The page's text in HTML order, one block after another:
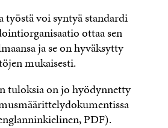
työstä voi syntyä standardi
ottaa sen
ja se on hyväksytty
mukaisesti.
tuloksia on jo hyödynnetty
PDF).